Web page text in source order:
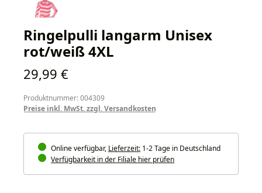
Ringelpulli langarm Unisex
rot/weiß 4XL
Regulärer Preis:
29,99 €
Produktnummer: 004309
Preise inkl. MwSt. zzgl. Versandkosten
Online verfügbar, Lieferzeit: 1-2 Tage in Deutschland
Verfügbarkeit in der Filiale hier prüfen